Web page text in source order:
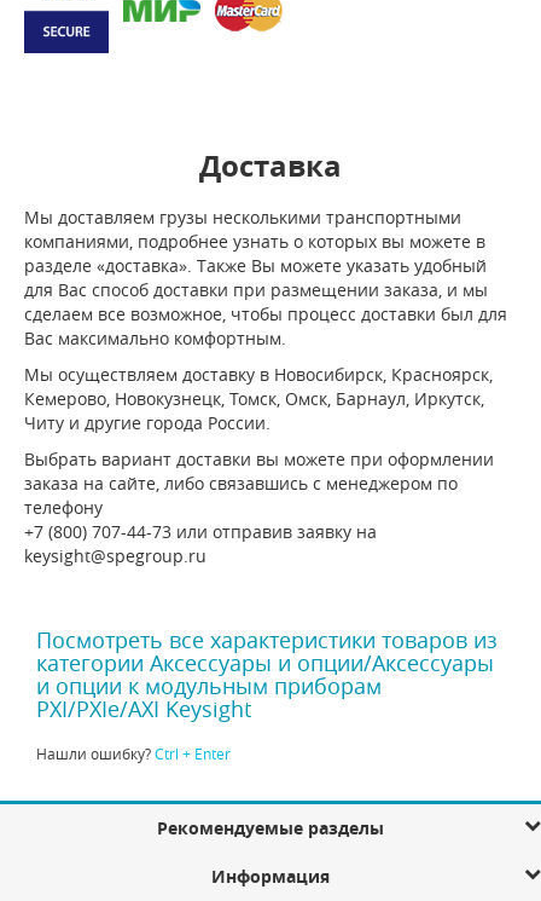
Доставка
Мы доставляем грузы несколькими транспортными
компаниями, подробнее узнать о которых вы можете в
разделе «доставка». Также Вы можете указать удобный
для Вас способ доставки при размещении заказа, и мы
сделаем все возможное, чтобы процесс доставки был для
Вас максимально комфортным.
Мы осуществляем доставку в Новосибирск, Красноярск,
Кемерово, Новокузнецк, Томск, Омск, Барнаул, Иркутск,
Читу и другие города России.
Выбрать вариант доставки вы можете при оформлении
заказа на сайте, либо связавшись с менеджером по
телефону
+7 (800) 707-44-73 или отправив заявку на
keysight@spegroup.ru
Посмотреть все характеристики товаров из
категории Аксессуары и опции/Аксессуары
и опции к модульным приборам
PXI/PXIe/AXI Keysight
Нашли ошибку?Ctrl + Enter
Рекомендуемые разделы
Информация